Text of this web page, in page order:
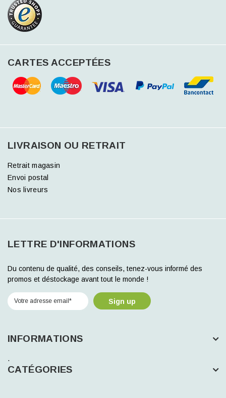
CARTES ACCEPTÉES
LIVRAISON OU RETRAIT
Retrait magasin
Envoi postal
Nos livreurs
LETTRE D'INFORMATIONS
Du contenu de qualité, des conseils, tenez-vous informé des
promos et déstockage avant tout le monde !
Sign up
INFORMATIONS
.
CATÉGORIES